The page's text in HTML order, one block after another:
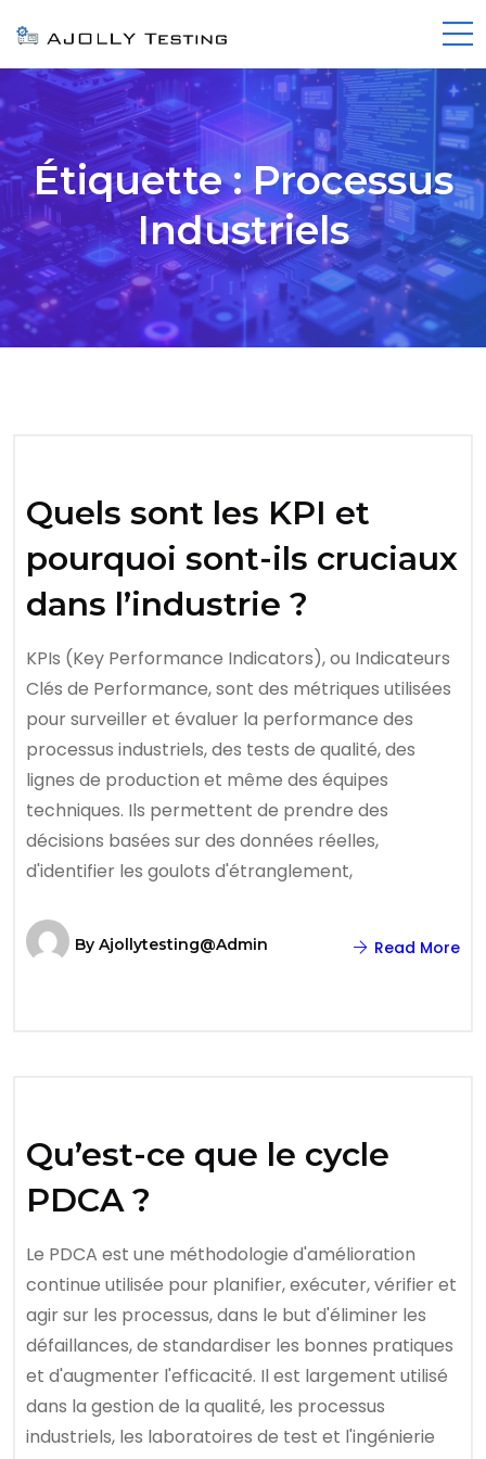
Étiquette :Processus
Industriels
Quels sont les KPI et
pourquoi sont-ils cruciaux
dans l’industrie ?
KPIs (Key Performance Indicators), ou Indicateurs
Clés de Performance, sont des métriques utilisées
pour surveiller et évaluer la performance des
processus industriels, des tests de qualité, des
lignes de production et même des équipes
techniques. Ils permettent de prendre des
décisions basées sur des données réelles,
d'identifier les goulots d'étranglement,
By Ajollytesting@admin Read More
Qu’est-ce que le cycle
PDCA ?
Le PDCA est une méthodologie d'amélioration
continue utilisée pour planifier, exécuter, vérifier et
agir sur les processus, dans le but d'éliminer les
défaillances, de standardiser les bonnes pratiques
et d'augmenter l'efficacité. Il est largement utilisé
dans la gestion de la qualité, les processus
industriels, les laboratoires de test et l'ingénierie